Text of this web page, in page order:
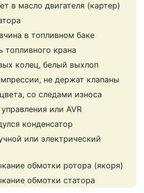
в масло двигателя (картер)
в топливном баке
топливного крана
колец, белый выхлоп
не держат клапаны
со следами износа
или AVR
конденсатор
или электрический
обмотки ротора (якоря)
обмотки статора